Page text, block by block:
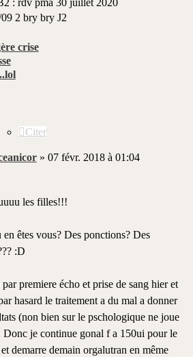
: rdv pma 30 juillet 2020
2 bry bry J2
crise
Citer
» 07 févr. 2018 à 01:04
les filles!!!
êtes vous? Des ponctions? Des
:D
premiere écho et prise de sang hier et
hasard le traitement a du mal a donner
(non bien sur le pschologique ne joue
Donc je continue gonal f a 150ui pour le
demarre demain orgalutran en même